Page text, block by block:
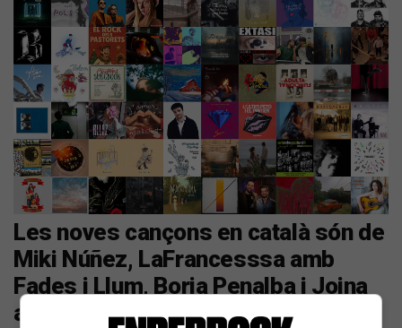
Les noves cançons en català són de
Miki Núñez, LaFrancesssa amb
Fades i Llum, Borja Penalba i Joina
amb Mar Pujol